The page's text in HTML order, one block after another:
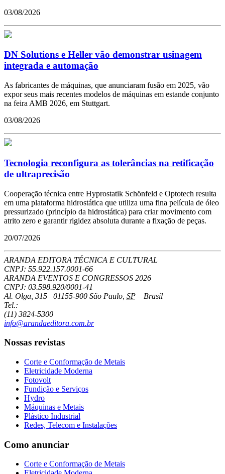
03/08/2026
DN Solutions e Heller vão demonstrar usinagem
integrada e automação
As fabricantes de máquinas, que anunciaram fusão em 2025, vão
expor seus mais recentes modelos de máquinas em estande conjunto
na feira AMB 2026, em Stuttgart.
03/08/2026
Tecnologia reconfigura as tolerâncias na retificação
de ultraprecisão
Cooperação técnica entre Hyprostatik Schönfeld e Optotech resulta
em uma plataforma hidrostática que utiliza uma fina película de óleo
pressurizado (princípio da hidrostática) para criar movimento com
atrito zero e garantir rigidez absoluta durante a fixação de peças.
20/07/2026
ARANDA EDITORA TÉCNICA E CULTURAL
CNPJ: 55.922.157.0001-66
ARANDA EVENTOS E CONGRESSOS 2026
CNPJ: 03.598.920/0001-41
Al. Olga, 315– 01155-900 São Paulo SP – Brasil
Tel.:
(11) 3824-5300
info@arandaeditora.com.br
Nossas revistas
Corte e Conformação de Metais
Eletricidade Moderna
Fotovolt
Fundição e Serviços
Hydro
Máquinas e Metais
Plástico Industrial
Redes, Telecom e Instalações
Como anunciar
Corte e Conformação de Metais